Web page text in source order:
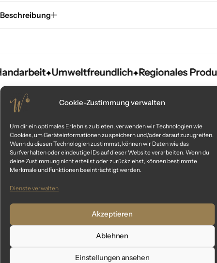
Cookie-Zustimmung verwalten
Um dir ein optimales Erlebnis zu bieten, verwenden wir Technologien wie
Cookies, um Geräteinformationen zu speichern und/oder darauf zuzugreifen.
Wenn du diesen Technologien zustimmst, können wir Daten wie das
Surfverhalten oder eindeutige IDs auf dieser Website verarbeiten. Wenn du
deine Zustimmung nicht erteilst oder zurückziehst, können bestimmte
Merkmale und Funktionen beeinträchtigt werden.
Dienste verwalten
Akzeptieren
Ablehnen
Einstellungen ansehen
Beschreibung
Umweltfreundlich Regionales Produkt
Umweltfreundlich Regionales Produkt
Umweltfreundlich Regionales Produkt
Ähnliche Produkte
Das könnte dir auch gefallen
-13%